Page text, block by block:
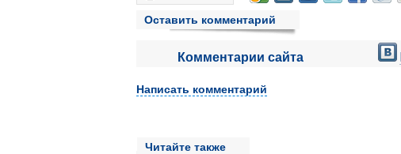
Оставить комментарий
Комментарии сайта
Написать комментарий
Читайте также